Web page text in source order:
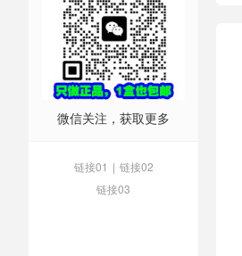
微信关注，获取更多
链接01 | 链接02
链接03